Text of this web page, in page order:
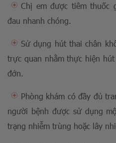
Chị em được tiêm thuốc
đau nhanh chóng.
Sử dụng hút thai chân
trực quan nhằm thực hiện
đớn.
Phòng khám có đầy đủ
người bệnh được sử dụng
trạng nhiễm trùng hoặc lây